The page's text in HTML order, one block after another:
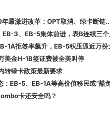
最激进改革：OPT取消、绿卡断链
EB-3、EB-5集体前进，表B连续三
1A拒签率飙升，EB-5积压逼近万份
美金H-1B签证费被全美叫停
转绿卡政策最新要求
EB-5、EB-1A等高价值移民或“豁
卡还安全吗？